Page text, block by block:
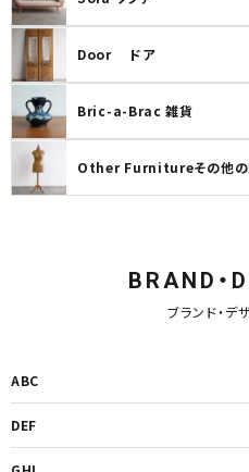
Door ドア
Bric-a-Brac 雑貨
Other Furnitureその他の
BRAND・
ブランド・デ
ABC
DEF